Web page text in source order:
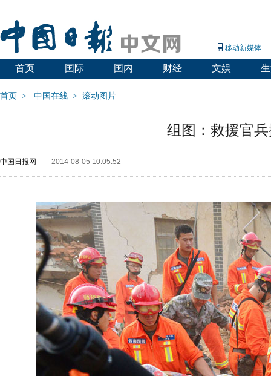
移动新媒体
首页 国际 国内 财经 文娱
首页 > 中国在线 > 滚动图片
组图：救援官
中国日报网 2014-08-05 10:05:52